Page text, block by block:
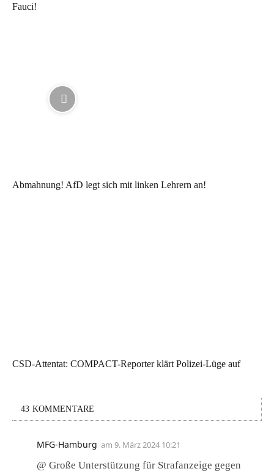
Fauci!
Abmahnung! AfD legt sich mit linken Lehrern an!
CSD-Attentat: COMPACT-Reporter klärt Polizei-Lüge auf
43 KOMMENTARE
MFG-Hamburg am 9. März 2024 10:21
@ Große Unterstützung für Strafanzeige gegen